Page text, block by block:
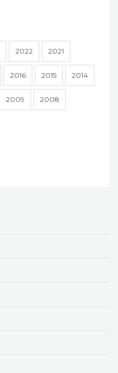
2022 2021
2016 2015 2014
2009 2008